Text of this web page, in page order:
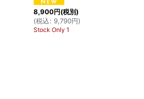
8,900円(税別)
(税込: 9,790円)
Stock Only 1